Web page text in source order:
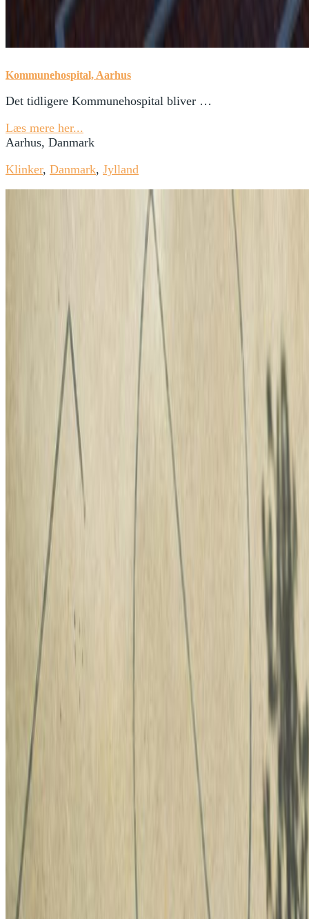
Kommunehospital, Aarhus
Det tidligere Kommunehospital bliver …
Læs mere her...
Aarhus, Danmark
Klinker, Danmark, Jylland